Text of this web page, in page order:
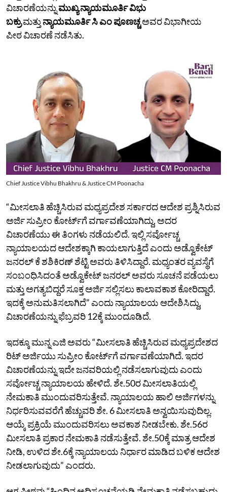
ವಿಚಾರಣೆಯನ್ನುಮುಖ್ಯ ನ್ಯಾಯಮೂರ್ತಿ ವಿಭು
ಬಕ್ರುಮತ್ತು ನ್ಯಾಯಮೂರ್ತಿ ಸಿ ಎಂ ಪೂಣಚ್ಚಅವರ ವಿಭಾಗೀಯ
ಪೀಠ ವಿಚಾರಣೆ ನಡೆಸಿತು.
Chief Justice Vibhu Bhakhru & Justice CM Poonacha
“ಮೀಸಲಾತಿ ಹೆಚ್ಚಿಸಿರುವ ಮಧ್ಯಪ್ರದೇಶ ಸರ್ಕಾರದ ಆದೇಶ ಪ್ರಶ್ನಿಸಿರುವ
ಅರ್ಜಿ ಸುಪ್ರೀಂ ಕೋರ್ಟ್‌ಗೆ ವರ್ಗಾವಣೆಯಾಗಿದ್ದು, ಅದರ
ವಿಚಾರಣೆಯು ಈ ತಿಂಗಳು ನಡೆಯಲಿದೆ. ಇಲ್ಲಿ ಸರ್ವೋಚ್ಚ
ನ್ಯಾಯಾಲಯದ ಆದೇಶಕ್ಕಾಗಿ ಕಾಯಲಾಗುತ್ತಿದೆ ಎಂದು ಅಡ್ವೊಕೇಟ್‌
ಜನರಲ್‌ ಕೆ ಶಶಿಕಿರಣ್‌ ಶೆಟ್ಟಿ ಅವರು ತಿಳಿಸಿದ್ದಾರೆ. ಮಧ್ಯಂತರ ವ್ಯವಸ್ಥೆಗೆ
ಸಂಬಂಧಿಸಿದಂತೆ ಅಡ್ವೊಕೇಟ್‌ ಜನರಲ್‌ ಅವರು ಸೂಚನೆ ಪಡೆಯಲು
ಮತ್ತು ಅಗತ್ಯಬಿದ್ದರೆ ಸೂಕ್ತ ಅರ್ಜಿ ಸಲ್ಲಿಸಲು ಕಾಲಾವಕಾಶ ಕೋರಿದ್ದಾರೆ.
ಇದಕ್ಕೆ ಅನುಮತಿಸಲಾಗಿದೆ” ಎಂದು ನ್ಯಾಯಾಲಯ ಆದೇಶಿಸಿದ್ದು,
ವಿಚಾರಣೆಯನ್ನು ಫೆಬ್ರವರಿ 12ಕ್ಕೆ ಮುಂದೂಡಿದೆ.
ಇದಕ್ಕೂ ಮುನ್ನ ಎಜಿ ಅವರು “ಮೀಸಲಾತಿ ಹೆಚ್ಚಿಸಿರುವ ಮಧ್ಯಪ್ರದೇಶದ
ರಿಟ್‌ ಅರ್ಜಿಯು ಸುಪ್ರೀಂ ಕೋರ್ಟ್‌ಗೆ ವರ್ಗಾವಣೆಯಾಗಿದೆ. ಇದರ
ವಿಚಾರಣೆಯನ್ನು ಇದೇ ಜನವರಿಯಲ್ಲಿ ನಡೆಸಲಾಗುವುದು ಎಂದು
ಸರ್ವೋಚ್ಚ ನ್ಯಾಯಾಲಯ ಹೇಳಿದೆ. ಶೇ.50ರ ಮೀಸಲಾತಿಯಲ್ಲಿ
ನೇಮಕಾತಿ ಮುಂದುವರಿಸುತ್ತೇವೆ. ನ್ಯಾಯಾಲಯ ಹಾಲಿ ಅರ್ಜಿಗಳನ್ನು
ನಿರ್ಧರಿಸುವವರೆಗೆ ಹೆಚ್ಚುವರಿ ಶೇ. 6 ಮೀಸಲಾತಿ ಅನ್ವಯಿಸುವುದಿಲ್ಲ.
ಆಯ್ಕೆ ಪ್ರಕ್ರಿಯೆ ಮುಂದುವರಿಸಲು ಅವಕಾಶ ನೀಡಬೇಕು. ಶೇ.56ರ
ಮೀಸಲಾತಿ ಪ್ರಕಾರ ನೇಮಕಾತಿ ನಡೆಸುತ್ತೇವೆ. ಶೇ.50ಕ್ಕೆ ಮಾತ್ರ ಆದೇಶ
ನೀಡಿ, ಉಳಿದ ಶೇ.6ಕ್ಕೆ ನ್ಯಾಯಾಲಯ ನಿರ್ಧಾರ ಮಾಡಿದ ಬಳಿಕ ಆದೇಶ
ನೀಡಲಾಗುವುದು” ಎಂದರು.